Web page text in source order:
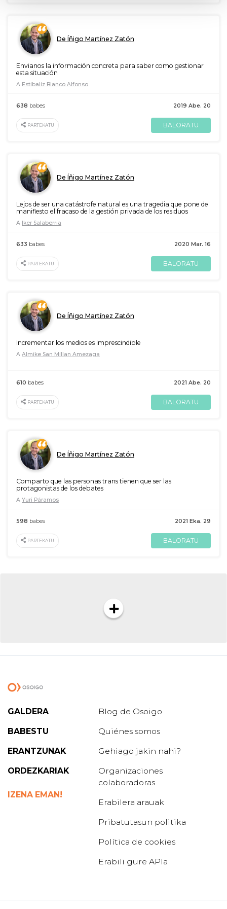
De Íñigo Martínez Zatón
Envianos la información concreta para saber como gestionar
esta situación
A Estibaliz Blanco Alfonso
2019 Abe. 20
638 babes
PARTEKATU BALORATU
De Íñigo Martínez Zatón
Lejos de ser una catástrofe natural es una tragedia que pone de
manifiesto el fracaso de la gestión privada de los residuos
A Iker Salaberria
2020 Mar. 16
633 babes
PARTEKATU BALORATU
De Íñigo Martínez Zatón
Incrementar los medios es imprescindible
A Almike San Millan Amezaga
2021 Abe. 20
610 babes
PARTEKATU BALORATU
De Íñigo Martínez Zatón
Comparto que las personas trans tienen que ser las
protagonistas de los debates
A Yuri Páramos
2021 Eka. 29
598 babes
PARTEKATU BALORATU
GALDERA
BABESTU
ERANTZUNAK
ORDEZKARIAK
IZENA EMAN!
Blog de Osoigo
Quiénes somos
Gehiago jakin nahi?
Organizaciones
colaboradoras
Erabilera arauak
Pribatutasun politika
Política de cookies
Erabili gure APIa